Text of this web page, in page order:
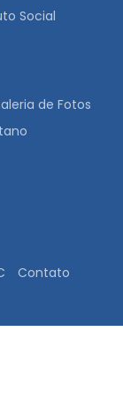
Social
de Fotos
Contato